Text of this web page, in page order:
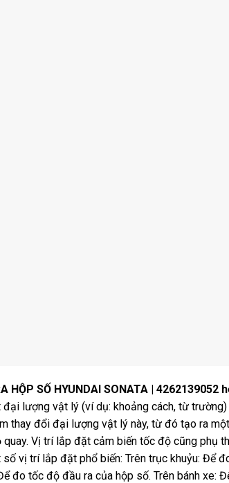
HỘP SỐ HYUNDAI SONATA | 4262139052 h
lượng vật lý (ví dụ: khoảng cách, từ trường)
thay đổi đại lượng vật lý này, từ đó tạo ra
Vị trí lắp đặt cảm biến tốc độ cũng phụ
vị trí lắp đặt phổ biến: Trên trục khuỷu: Để
đo tốc độ đầu ra của hộp số. Trên bánh xe: